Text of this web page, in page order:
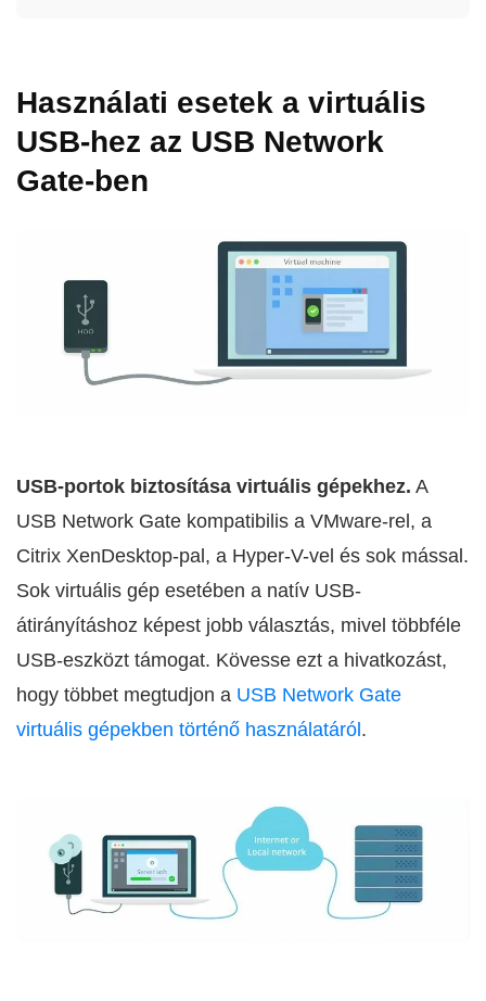
Használati esetek a virtuális
USB-hez az USB Network
Gate-ben
USB-portok biztosítása virtuális gépekhez. A
USB Network Gate kompatibilis a VMware-rel, a
Citrix XenDesktop-pal, a Hyper-V-vel és sok mással.
Sok virtuális gép esetében a natív USB-
átirányításhoz képest jobb választás, mivel többféle
USB-eszközt támogat. Kövesse ezt a hivatkozást,
hogy többet megtudjon a USB Network Gate
virtuális gépekben történő használatáról .